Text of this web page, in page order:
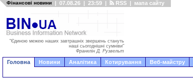
Фінансові новини | 07.08.26 | 23:59 | RSS | мапа сайту
"Єдиною межею наших завтрашніх звершень стануть
наші сьогоднішні сумніви"
Франклін Д. Рузвельт
Головна Новини Аналітика Котирування Веб-майстру